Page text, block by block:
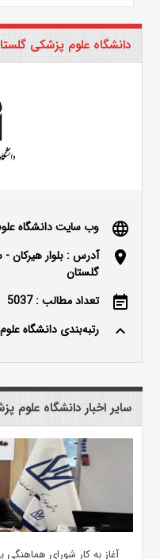
دانشگاه علوم پزشکی
language وب سایت دانشگاه
location_on
آدرس : بلوار هیرکان
گلستان
event_note تعداد مطالب : 5037
keyboard_arrow_up رتبه‌بندی دانشگاه
سایر اخبار دانشگاه علوم
آغاز به کار شورای هماهنگی